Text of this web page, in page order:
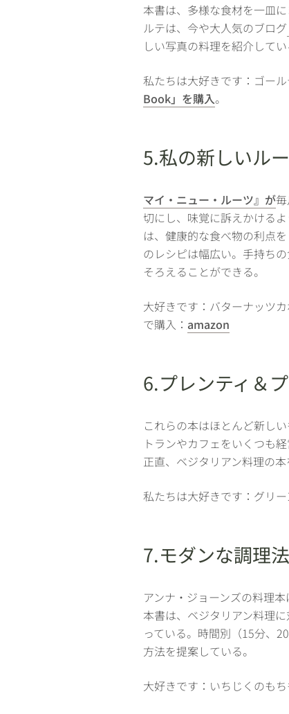
本書は、多様な食材を一皿
ルテは、今や大人気のブログ
しい写真の料理を紹介してい
私たちは大好きです：ゴー
Book」を購入。
5.私の新しいル
マイ・ニュー・ルーツ』が
切にし、味覚に訴えかける
は、健康的な食べ物の利点
のレシピは幅広い。手持ち
そろえることができる。
大好きです：バターナッツ
で購入： amazon
6.プレンティ＆
これらの本はほとんど新し
トランやカフェをいくつも
正直、ベジタリアン料理の
私たちは大好きです：グリ
7.モダンな調理法
アンナ・ジョーンズの料理
本書は、ベジタリアン料理
っている。時間別（15分、
方法を提案している。
大好きです：いちじくのも